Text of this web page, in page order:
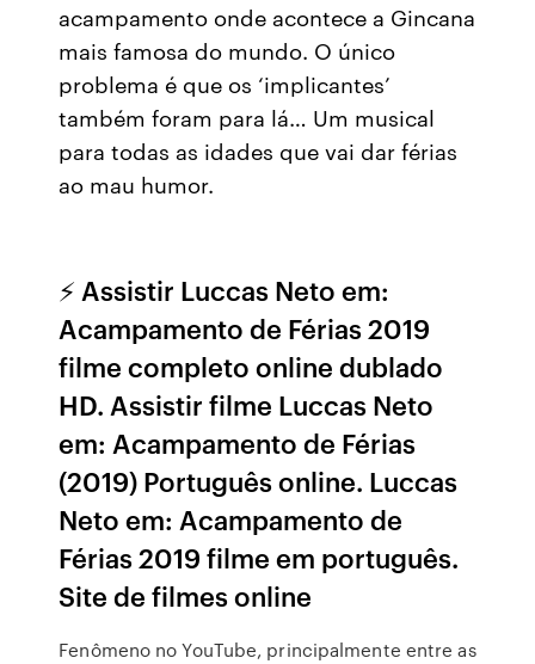
acampamento onde acontece a Gincana
mais famosa do mundo. O único
problema é que os ‘implicantes’
também foram para lá… Um musical
para todas as idades que vai dar férias
ao mau humor.
⚡ Assistir Luccas Neto em:
Acampamento de Férias 2019
filme completo online dublado
HD. Assistir filme Luccas Neto
em: Acampamento de Férias
(2019) Português online. Luccas
Neto em: Acampamento de
Férias 2019 filme em português.
Site de filmes online
Fenômeno no YouTube, principalmente entre as